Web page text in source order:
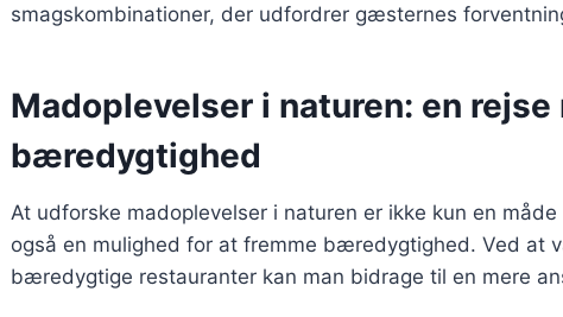
smagskombinationer, der udfordrer gæsternes
Madoplevelser i naturen: en rejse
bæredygtighed
At udforske madoplevelser i naturen er ikke kun en
også en mulighed for at fremme bæredygtighed. Ved at
bæredygtige restauranter kan man bidrage til en mere